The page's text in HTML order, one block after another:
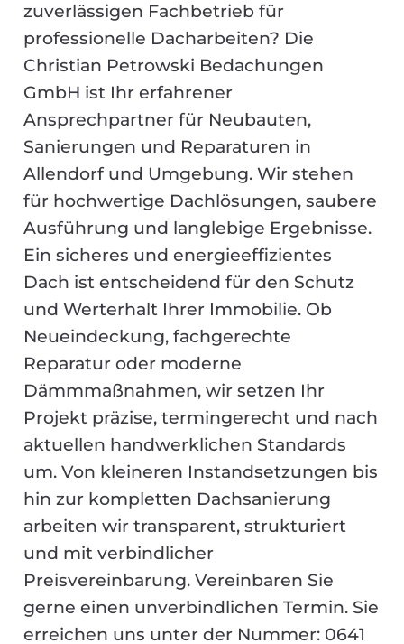
zuverlässigen Fachbetrieb für
professionelle Dacharbeiten? Die
Christian Petrowski Bedachungen
GmbH ist Ihr erfahrener
Ansprechpartner für Neubauten,
Sanierungen und Reparaturen in
Allendorf und Umgebung. Wir stehen
für hochwertige Dachlösungen, saubere
Ausführung und langlebige Ergebnisse.
Ein sicheres und energieeffizientes
Dach ist entscheidend für den Schutz
und Werterhalt Ihrer Immobilie. Ob
Neueindeckung, fachgerechte
Reparatur oder moderne
Dämmmaßnahmen, wir setzen Ihr
Projekt präzise, termingerecht und nach
aktuellen handwerklichen Standards
um. Von kleineren Instandsetzungen bis
hin zur kompletten Dachsanierung
arbeiten wir transparent, strukturiert
und mit verbindlicher
Preisvereinbarung. Vereinbaren Sie
gerne einen unverbindlichen Termin. Sie
erreichen uns unter der Nummer: 0641